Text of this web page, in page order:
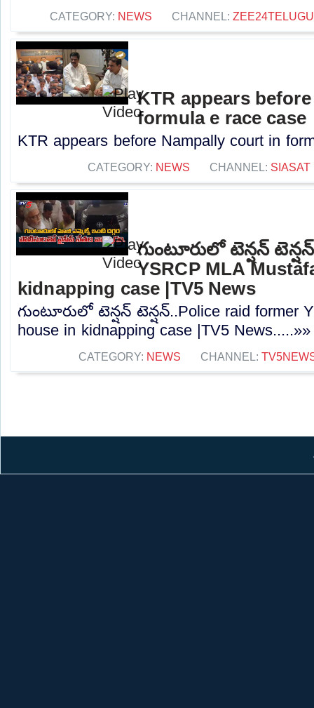
CATEGORY: NEWS CHANNEL:
KTR appears
formula e race case
KTR appears before Nampally court in
CATEGORY: NEWS CHANNEL: SIASAT
గుంటూరులో టెన్షన్
YSRCP MLA
kidnapping case |TV5 News
గుంటూరులో టెన్షన్ టెన్షన్..Police raid former
house in kidnapping case |TV5 News.....»»
CATEGORY: NEWS CHANNEL: